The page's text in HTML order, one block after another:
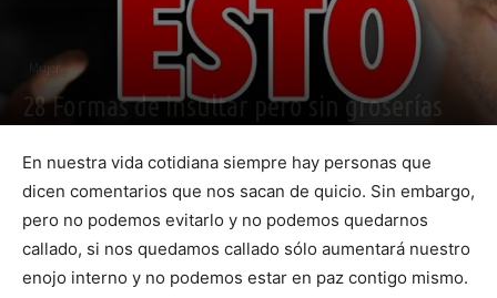
Mujer
28 Formas de insultar pero sin groserías
En nuestra vida cotidiana siempre hay personas que
dicen comentarios que nos sacan de quicio. Sin embargo,
pero no podemos evitarlo y no podemos quedarnos
callado, si nos quedamos callado sólo aumentará nuestro
enojo interno y no podemos estar en paz contigo mismo.